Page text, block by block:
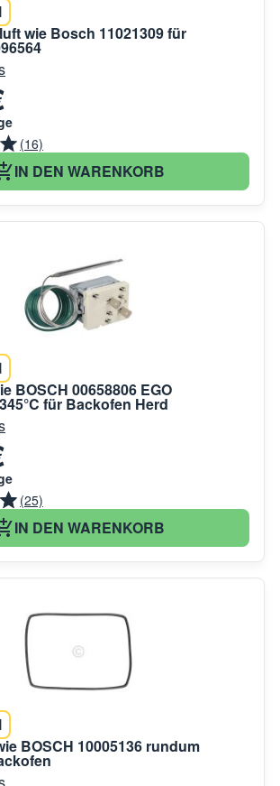
wie Bosch 11021309 für
(16)
IN DEN WARENKORB
BOSCH 00658806 EGO
für Backofen Herd
(25)
IN DEN WARENKORB
BOSCH 10005136 rundum